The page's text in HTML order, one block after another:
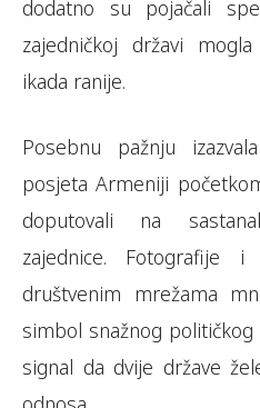
dodatno su pojačali
zajedničkoj državi
ikada ranije.
Posebnu pažnju
posjeta Armeniji
doputovali na
zajednice. Fotografije
društvenim mrežama
simbol snažnog
signal da dvije države